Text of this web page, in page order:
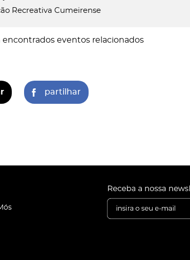
Recreativa Cumeirense
encontrados eventos relacionados
partilhar